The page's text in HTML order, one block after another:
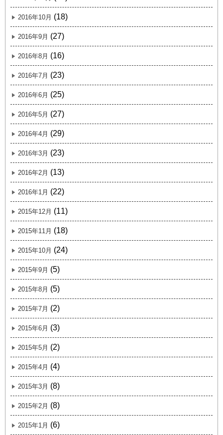
2016年10月 (18)
2016年9月 (27)
2016年8月 (16)
2016年7月 (23)
2016年6月 (25)
2016年5月 (27)
2016年4月 (29)
2016年3月 (23)
2016年2月 (13)
2016年1月 (22)
2015年12月 (11)
2015年11月 (18)
2015年10月 (24)
2015年9月 (5)
2015年8月 (5)
2015年7月 (2)
2015年6月 (3)
2015年5月 (2)
2015年4月 (4)
2015年3月 (8)
2015年2月 (8)
2015年1月 (6)